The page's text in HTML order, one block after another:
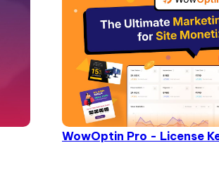
WowOptin Pro - License